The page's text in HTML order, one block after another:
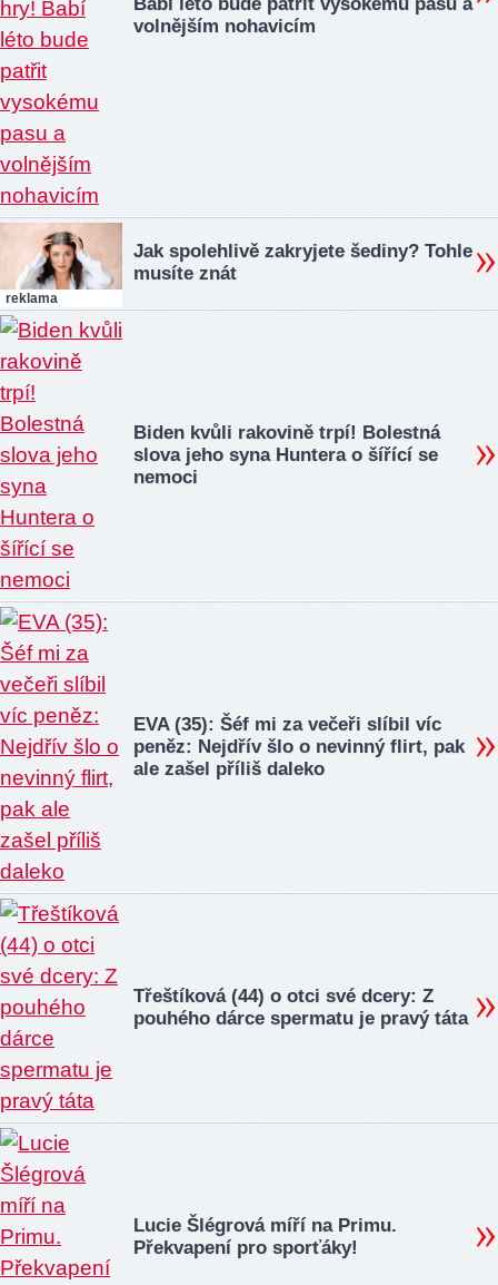
Babí léto bude patřit vysokému pasu a
volnějším nohavicím
reklama
Jak spolehlivě zakryjete šediny? Tohle
musíte znát
Biden kvůli rakovině trpí! Bolestná
slova jeho syna Huntera o šířící se
nemoci
EVA (35): Šéf mi za večeři slíbil víc
peněz: Nejdřív šlo o nevinný flirt, pak
ale zašel příliš daleko
Třeštíková (44) o otci své dcery: Z
pouhého dárce spermatu je pravý táta
Lucie Šlégrová míří na Primu.
Překvapení pro sporťáky!